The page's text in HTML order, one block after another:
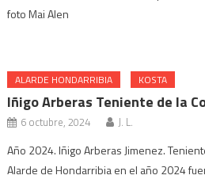
foto Mai Alen
ALARDE HONDARRIBIA KOSTA
Iñigo Arberas Teniente de la
6 octubre, 2024 J. L.
Año 2024. Iñigo Arberas Jimenez.
Alarde de Hondarribia en el año 2024